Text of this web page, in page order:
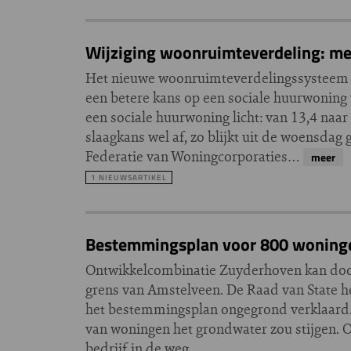
Wijziging woonruimteverdeling:
Het nieuwe
een betere kans op een sociale
een sociale huurwoning licht: van 13,4
slaagkans wel af, zo blijkt uit de
Federatie van Woningcorporaties…
meer
1 NIEUWSARTIKEL
Bestemmingsplan voor 800
Ontwikkelcombinatie Zuyderhoven kan
grens van Amstelveen. De Raad van
het bestemmingsplan ongegrond
van woningen het grondwater zou stijgen.